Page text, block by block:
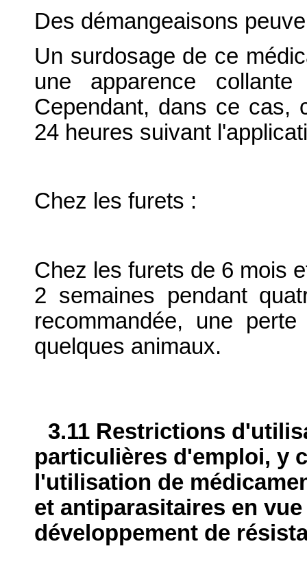
Des démangeaisons
Un surdosage de ce
une apparence
Cependant, dans ce cas,
24 heures suivant
Chez les furets :
Chez les furets de 6 mois
2 semaines pendant
recommandée, une
quelques animaux.
3.11 Restrictions
particulières d'emploi, y
l'utilisation de
et antiparasitaires en
développement de